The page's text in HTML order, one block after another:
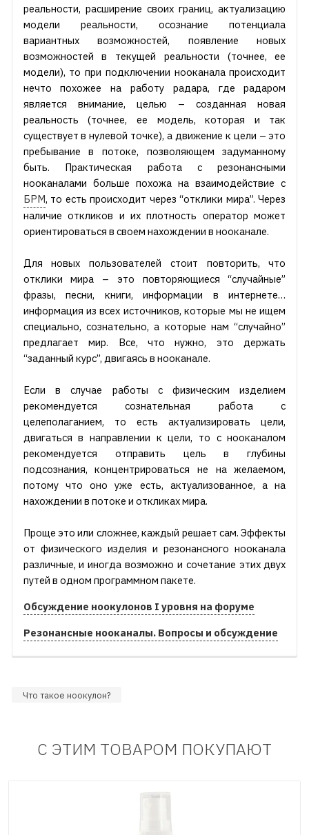
реальности, расширение своих границ, актуализацию
модели реальности, осознание потенциала
вариантных возможностей, появление новых
возможностей в текущей реальности (точнее, ее
модели), то при подключении нооканала происходит
нечто похожее на работу радара, где радаром
является внимание, целью – созданная новая
реальность (точнее, ее модель, которая и так
существует в нулевой точке), а движение к цели – это
пребывание в потоке, позволяющем задуманному
быть. Практическая работа с резонансными
нооканалами больше похожа на взаимодействие с
БРМ, то есть происходит через “отклики мира”. Через
наличие откликов и их плотность оператор может
ориентироваться в своем нахождении в нооканале.
Для новых пользователей стоит повторить, что
отклики мира – это повторяющиеся “случайные”
фразы, песни, книги, информации в интернете…
информация из всех источников, которые мы не ищем
специально, сознательно, а которые нам “случайно”
предлагает мир. Все, что нужно, это держать
“заданный курс”, двигаясь в нооканале.
Если в случае работы с физическим изделием
рекомендуется сознательная работа с
целеполаганием, то есть актуализировать цели,
двигаться в направлении к цели, то с нооканалом
рекомендуется отправить цель в глубины
подсознания, концентрироваться не на желаемом,
потому что оно уже есть, актуализованное, а на
нахождении в потоке и откликах мира.
Проще это или сложнее, каждый решает сам. Эффекты
от физического изделия и резонансного нооканала
различные, и иногда возможно и сочетание этих двух
путей в одном программном пакете.
Обсуждение ноокулонов I уровня на форуме
Резонансные нооканалы. Вопросы и обсуждение
Что такое ноокулон?
С ЭТИМ ТОВАРОМ ПОКУПАЮТ